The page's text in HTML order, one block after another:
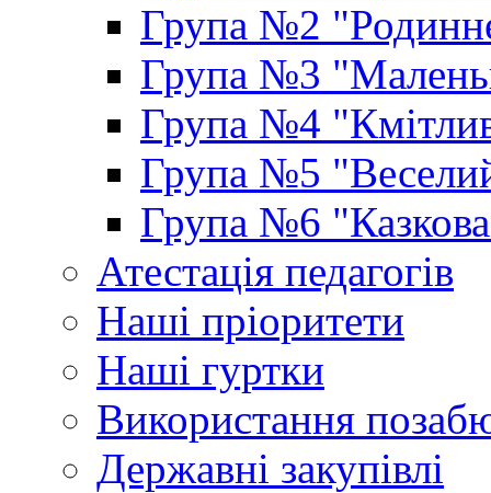
Група №2
Група №3
Група №4
Група №5
Група №6
Атестація педагогів
Наші пріоритети
Наші гуртки
Використання
Державні закупівлі